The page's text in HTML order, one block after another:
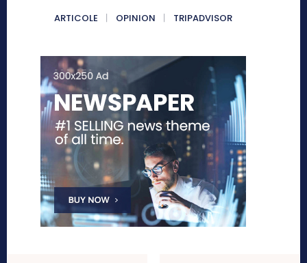
ARTICOLE OPINION TRIPADVISOR